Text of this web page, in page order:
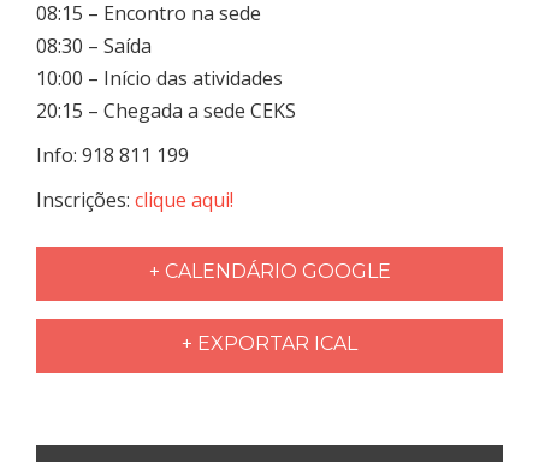
08:15 – Encontro na sede
08:30 – Saída
10:00 – Início das atividades
20:15 – Chegada a sede CEKS
Info: 918 811 199
Inscrições: clique aqui!
+ CALENDÁRIO GOOGLE
+ EXPORTAR ICAL